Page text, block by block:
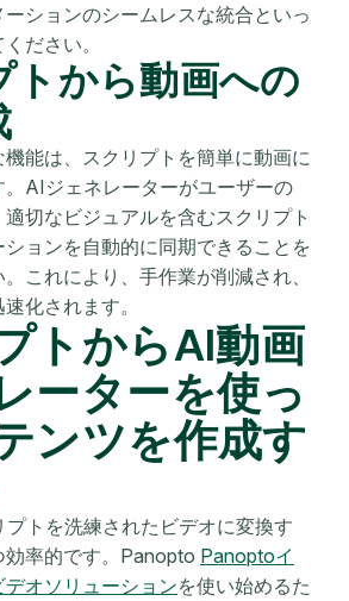
ションのシームレスな統合といっ
ださい。
トから動画への
能は、スクリプトを簡単に動画に
AIジェネレーターがユーザーの
切なビジュアルを含むスクリプト
ョンを自動的に同期できることを
これにより、手作業が削減され、
化されます。
トからAI動画
ーターを使っ
ンツを作成す
トを洗練されたビデオに変換す
効率的です。Panopto Panoptoイ
オソリューションを使い始めるた